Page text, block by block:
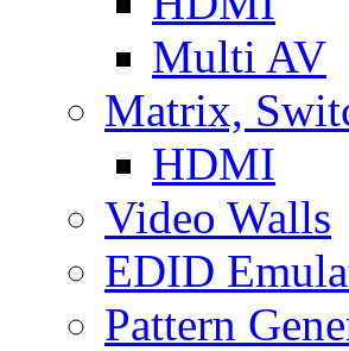
Multi AV
Matrix,
HDMI
Video Walls
EDID
Pattern